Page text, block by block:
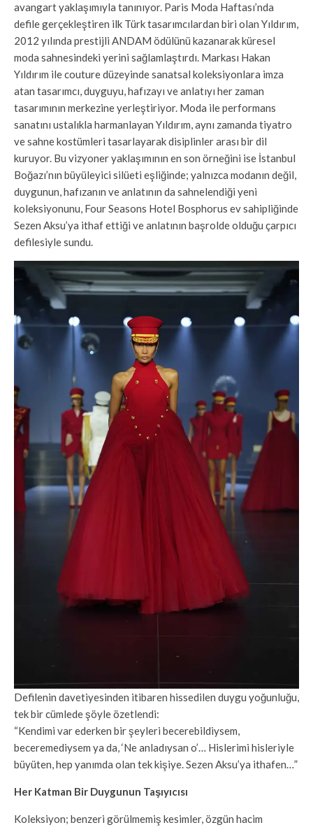
avangart yaklaşımıyla tanınıyor. Paris Moda Haftası’nda
defile gerçekleştiren ilk Türk tasarımcılardan biri olan Yıldırım,
2012 yılında prestijli ANDAM ödülünü kazanarak küresel
moda sahnesindeki yerini sağlamlaştırdı. Markası Hakan
Yıldırım ile couture düzeyinde sanatsal koleksiyonlara imza
atan tasarımcı, duyguyu, hafızayı ve anlatıyı her zaman
tasarımının merkezine yerleştiriyor. Moda ile performans
sanatını ustalıkla harmanlayan Yıldırım, aynı zamanda tiyatro
ve sahne kostümleri tasarlayarak disiplinler arası bir dil
kuruyor. Bu vizyoner yaklaşımının en son örneğini ise İstanbul
Boğazı’nın büyüleyici silüeti eşliğinde; yalnızca modanın değil,
duygunun, hafızanın ve anlatının da sahnelendiği yeni
koleksiyonunu, Four Seasons Hotel Bosphorus ev sahipliğinde
Sezen Aksu’ya ithaf ettiği ve anlatının başrolde olduğu çarpıcı
defilesiyle sundu.
Defilenin davetiyesinden itibaren hissedilen duygu yoğunluğu,
tek bir cümlede şöyle özetlendi:
“Kendimi var ederken bir şeyleri becerebildiysem,
beceremediysem ya da, ‘Ne anladıysan o’… Hislerimi hisleriyle
büyüten, hep yanımda olan tek kişiye. Sezen Aksu’ya ithafen…”
Her Katman Bir Duygunun Taşıyıcısı
Koleksiyon; benzeri görülmemiş kesimler, özgün hacim